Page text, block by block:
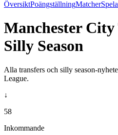
ÖversiktPoängställningMatcher
Manchester City
Silly Season
Alla transfers och silly season-
League.
↓
58
Inkommande